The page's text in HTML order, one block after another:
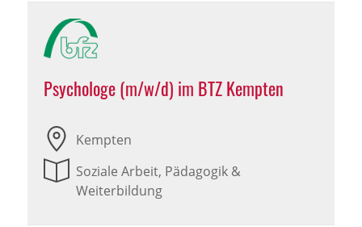
Psychologe (m/w/d) im BTZ Kempten
Kempten
Soziale Arbeit, Pädagogik &
Weiterbildung